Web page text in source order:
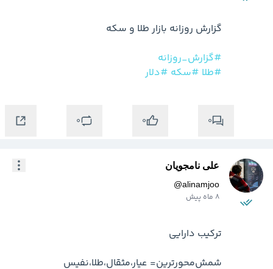
#گزارش_روزانه
#طلا #سکه #دلار
0
0
0
علی نامجویان
@alinamjoo
8 ماه پیش